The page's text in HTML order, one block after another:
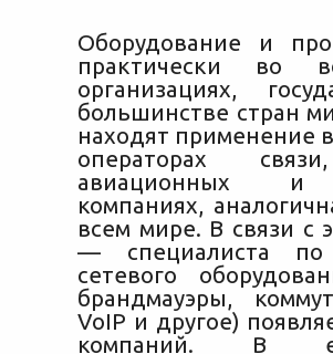
Оборудование и
практически во
организациях,
большинстве стран
находят применение
операторах
авиационных и
компаниях,
всем мире. В связи с
— специалиста по
сетевого
брандмауэры,
VoIP и другое)
компаний. В